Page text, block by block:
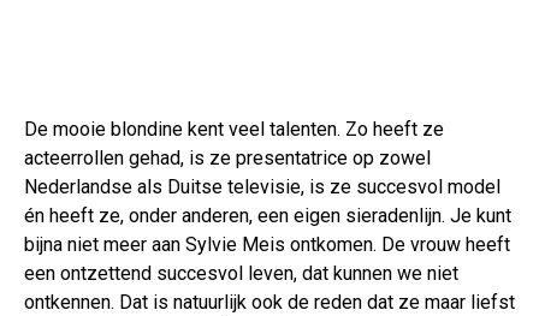
De mooie blondine kent veel talenten. Zo heeft ze
acteerrollen gehad, is ze presentatrice op zowel
Nederlandse als Duitse televisie, is ze succesvol model
én heeft ze, onder anderen, een eigen sieradenlijn. Je kunt
bijna niet meer aan Sylvie Meis ontkomen. De vrouw heeft
een ontzettend succesvol leven, dat kunnen we niet
ontkennen. Dat is natuurlijk ook de reden dat ze maar liefst